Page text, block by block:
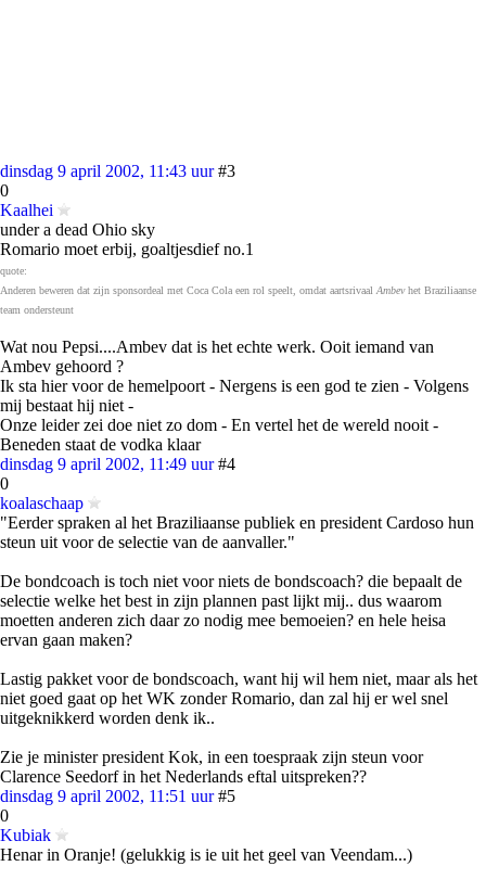
dinsdag 9 april 2002, 11:43 uur #3
0
Kaalhei
under a dead Ohio sky
Romario moet erbij, goaltjesdief no.1
quote:
Anderen beweren dat zijn sponsordeal met Coca Cola een rol speelt, omdat aartsrivaal Ambevhet Braziliaanse
team ondersteunt
Wat nou Pepsi....Ambev dat is het echte werk. Ooit iemand van
Ambev gehoord ?
Ik sta hier voor de hemelpoort - Nergens is een god te zien - Volgens
mij bestaat hij niet -
Onze leider zei doe niet zo dom - En vertel het de wereld nooit -
Beneden staat de vodka klaar
dinsdag 9 april 2002, 11:49 uur #4
0
koalaschaap
"Eerder spraken al het Braziliaanse publiek en president Cardoso hun
steun uit voor de selectie van de aanvaller."
De bondcoach is toch niet voor niets de bondscoach? die bepaalt de
selectie welke het best in zijn plannen past lijkt mij.. dus waarom
moetten anderen zich daar zo nodig mee bemoeien? en hele heisa
ervan gaan maken?
Lastig pakket voor de bondscoach, want hij wil hem niet, maar als het
niet goed gaat op het WK zonder Romario, dan zal hij er wel snel
uitgeknikkerd worden denk ik..
Zie je minister president Kok, in een toespraak zijn steun voor
Clarence Seedorf in het Nederlands eftal uitspreken??
dinsdag 9 april 2002, 11:51 uur #5
0
Kubiak
Henar in Oranje! (gelukkig is ie uit het geel van Veendam...)